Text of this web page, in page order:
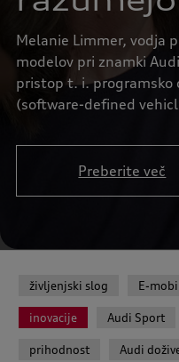
Melanie Limmer, vodja
modelov pri znamki
pristop t. i. programsko
(software-defined
Preberite več
življenjski slog E-
inovacije Audi Sport
prihodnost Audi